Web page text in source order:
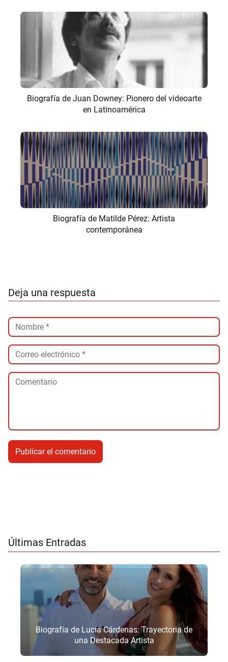
Biografía de Juan Downey: Pionero del videoarte
en Latinoamérica
Biografía de Matilde Pérez: Artista
contemporánea
Deja una respuesta
Últimas Entradas
Biografía de Lucía Cárdenas: Trayectoria de
una Destacada Artista